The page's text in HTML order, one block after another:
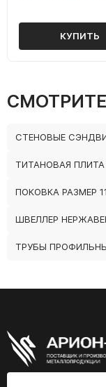
КУПИТЬ
СТЕНОВЫЕ
ТИТАНОВАЯ ПЛИТА
ПОКОВКА РАЗМЕР
ШВЕЛЛЕР
ТРУБЫ